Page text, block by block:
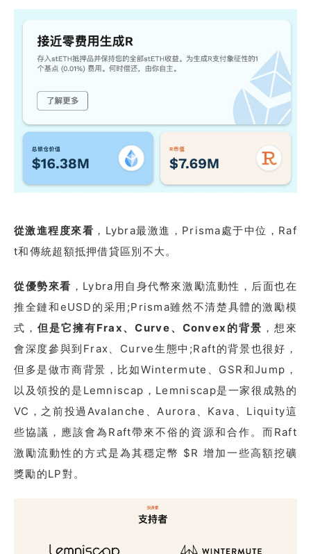
從激進程度來看 ，Lybra最激進，Prisma處于中位，Raf
t和傳統超額抵押借貸區別不大。
從優勢來看 ，Lybra用自身代幣來激勵流動性，后面也在
推全鏈和eUSD的采用;Prisma雖然不清楚具體的激勵模
式， 但是它擁有Frax、Curve、Convex的背景 ，想來
會深度參與到Frax、Curve生態中;Raft的背景也很好，
但多是做市商背景，比如Wintermute、GSR和Jump，
以及領投的是Lemniscap，Lemniscap是一家很成熟的
VC，之前投過Avalanche、Aurora、Kava、Liquity這
些協議，應該會為Raft帶來不俗的資源和合作。而Raft
激勵流動性的方式是為其穩定幣 $R 增加一些高額挖礦
獎勵的LP對。